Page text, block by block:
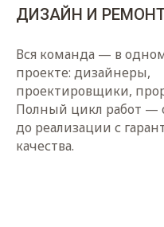
ДИЗАЙН И
Вся команда — в
проекте: дизайнеры,
проектировщики,
Полный цикл работ —
до реализации с
качества.